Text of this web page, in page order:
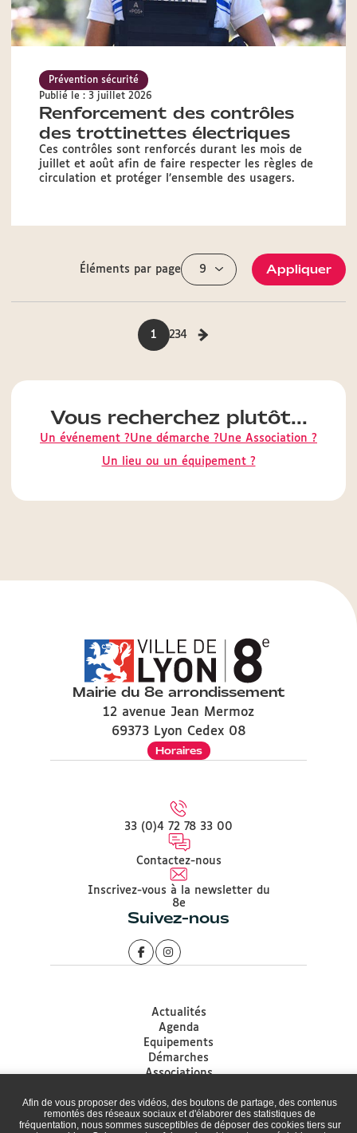
Afin de vous proposer des vidéos, des boutons de partage, des contenus
remontés des réseaux sociaux et d'élaborer des statistiques de
fréquentation, nous sommes susceptibles de déposer des cookies tiers sur
Prévention sécurité
Publié le : 3 juillet 2026
Renforcement des contrôles
des trottinettes électriques
Ces contrôles sont renforcés durant les mois de
juillet et août afin de faire respecter les règles de
circulation et protéger l’ensemble des usagers.
Éléments par page Appliquer
1 234
Vous recherchez plutôt...
Un événement ?Une démarche ?Une Association ?
Un lieu ou un équipement ?
Mairie du 8e arrondissement
12 avenue Jean Mermoz
69373 Lyon Cedex 08
Horaires
33 (0)4 72 78 33 00
Contactez-nous
Inscrivez-vous à la newsletter du
8e
Suivez-nous
Actualités
Agenda
Equipements
Démarches
Associations
Plan du site
Mentions légales